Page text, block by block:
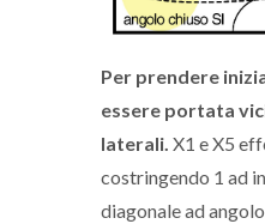
Per prendere
essere portata
laterali. X1 e X5
costringendo 1 ad
diagonale ad